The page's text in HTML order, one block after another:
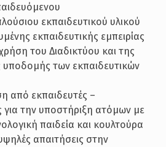
εκπαιδευτικού υλικού
εκπαιδευτικής εμπειρίας
του Διαδικτύου και της
υποδομής των εκπαιδευτικών
από εκπαιδευτές –
για την υποστήριξη ατόμων με
παιδεία και κουλτούρα
απαιτήσεις στην